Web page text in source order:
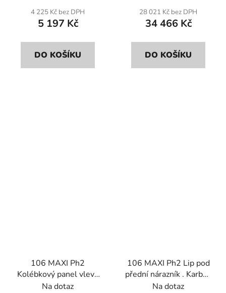
4 225 Kč bez DPH
5 197 Kč
DO KOŠÍKU
vahadlové panely).
Sklolaminát.
28 021 Kč bez DPH
34 466 Kč
DO KOŠÍKU
106 MAXI Ph2
Kolébkový panel vlevo
nebo vpravo (jednotka) .
Na dotaz
106 MAXI Ph2 Lip pod
přední nárazník . Karbon
nebo kevlar a poddajná
Na dotaz